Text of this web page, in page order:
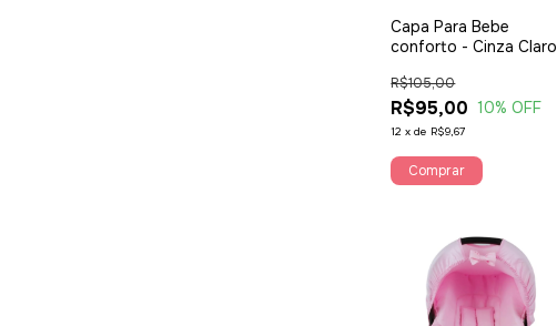
Capa Para Bebe
conforto - Cinza Claro
R$95,00
R$105,00
10% OFF
12 xde R$9,67
Comprar